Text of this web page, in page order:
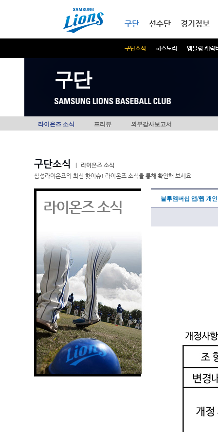
구단
구단소식 히스토리 엠블럼 캐릭
선수단 경기정보
구단
라이온즈 소식 프리뷰 외부감사보고서
구단소식
라이온즈 소식
삼성라이온즈의 최신 핫이슈! 라이온즈 소식을 통해 확인해 보세요.
라이온즈 소식 블루멤버십 앱/웹 개